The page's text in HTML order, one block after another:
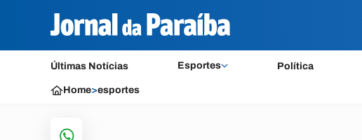
Últimas Notícias Esportes Política
Home>esportes